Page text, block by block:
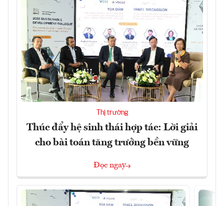
Thị trường
Thúc đẩy hệ sinh thái hợp tác: Lời giải
cho bài toán tăng trưởng bền vững
Đọc ngay